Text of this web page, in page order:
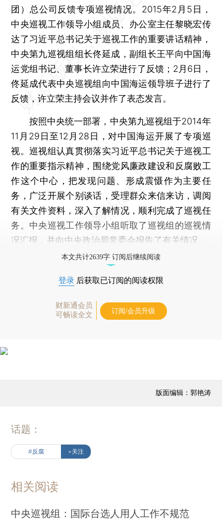
团）总公司反馈专项巡视情况。2015年2月5日，
中央巡视工作领导小组成员、办公室主任黎晓宏传
达了习近平总书记关于巡视工作的重要讲话精神，
中央第九巡视组组长佟延成，副组长王平向中国海
运党组书记、董事长许立荣进行了反馈；2月6日，
佟延成代表中央巡视组向中国海运领导班子进行了
反馈，许立荣主持会议并作了表态发言。
按照中央统一部署，中央第九巡视组于2014年
11月29日至12月28日，对中国海运开展了专项巡
视。巡视组认真贯彻落实习近平总书记关于巡视工
作的重要指示精神，围绕党风廉政建设和反腐败工
作这个中心，把发现问题、形成震慑作为主要任
务，广泛开展个别谈话，受理群众来信来访，调阅
有关文件资料，深入了解情况，顺利完成了巡视任
务。中央巡视工作领导小组听取了巡视组的巡视情
况汇报，并向中央政治局常委会报告了有关情况。
本文共计2639字 订阅后继续阅读
登录 后获取已订阅的阅读权限
财新通会员
可畅读全文
订阅/会员升级
版面编辑：郭艳涛
话题：
#反腐 +关注
相关阅读
中央巡视组：国际台选人用人工作不规范